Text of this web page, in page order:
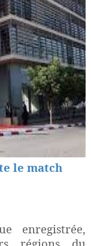
le match
enregistrée,